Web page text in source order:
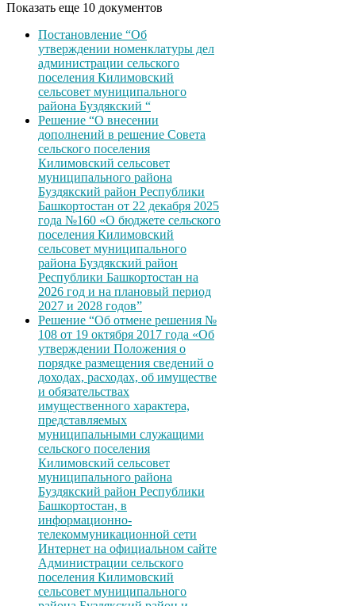
Показать еще 10 документов
Постановление “Об
утверждении номенклатуры дел
администрации сельского
поселения Килимовский
сельсовет муниципального
района Буздякский “
Решение “О внесении
дополнений в решение Совета
сельского поселения
Килимовский сельсовет
муниципального района
Буздякский район Республики
Башкортостан от 22 декабря 2025
года №160 «О бюджете сельского
поселения Килимовский
сельсовет муниципального
района Буздякский район
Республики Башкортостан на
2026 год и на плановый период
2027 и 2028 годов”
Решение “Об отмене решения №
108 от 19 октября 2017 года «Об
утверждении Положения о
порядке размещения сведений о
доходах, расходах, об имуществе
и обязательствах
имущественного характера,
представляемых
муниципальными служащими
сельского поселения
Килимовский сельсовет
муниципального района
Буздякский район Республики
Башкортостан, в
информационно-
телекоммуникационной сети
Интернет на официальном сайте
Администрации сельского
поселения Килимовский
сельсовет муниципального